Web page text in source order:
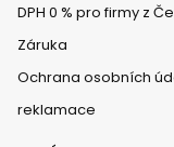
DPH 0 % pro firmy z
Záruka
Ochrana osobních
reklamace